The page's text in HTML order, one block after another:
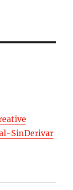
SinDerivar